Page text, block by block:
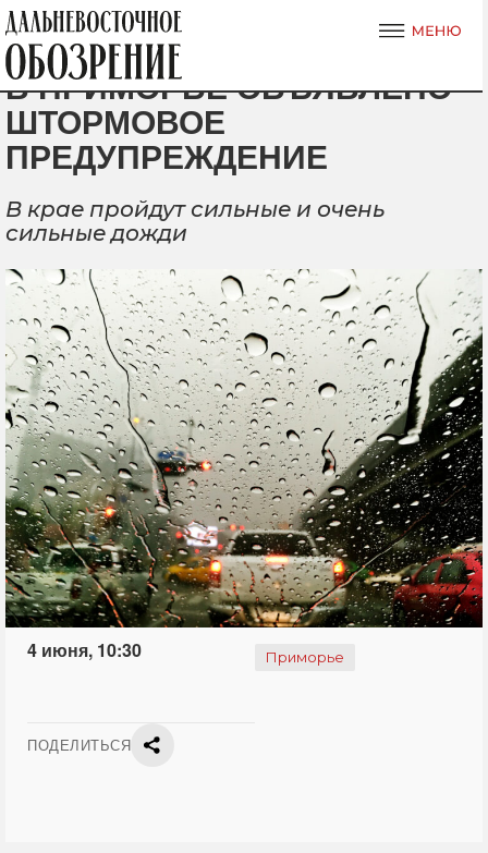
В ПРИМОРЬЕ ОБЪЯВЛЕНО
ШТОРМОВОЕ
ПРЕДУПРЕЖДЕНИЕ
В крае пройдут сильные и очень
сильные дожди
4 июня, 10:30 Приморье
ПОДЕЛИТЬСЯ